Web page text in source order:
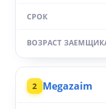
2 Megazaim